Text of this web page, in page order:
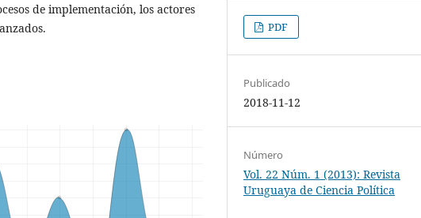
de implementación, los actores
PDF
Publicado
2018-11-12
Número
Vol. 22 Núm. 1 (2013): Revista
Uruguaya de Ciencia Política